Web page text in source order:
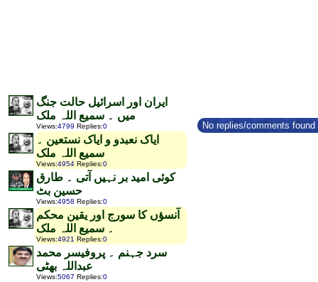
ایران اور اسرائیل حالت جنگ
میں ۔ سمیع اللہ ملک
Views:4799 Replies:0
ایاک نعبدو و ایاک نستعین ۔
سمیع اللہ ملک
Views:4954 Replies:0
کوئی امید بر نہیں آتی ۔ طارق
حسین بٹ
Views:4958 Replies:0
آنسؤں کا سورج اور یقین محکم
۔ سمیع اللہ ملک
Views:4921 Replies:0
سرد جہنم ۔ پروفیسر محمد
عبداللہ بھٹی
Views:5067 Replies:0
No replies/comments